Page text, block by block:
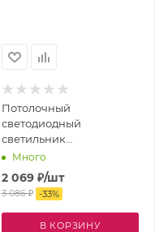
Потолочный
светодиодный
светильник
влагозащищенный
URBANO 214992
Много
2 069₽/шт
3 086₽ -33%
В КОРЗИНУ